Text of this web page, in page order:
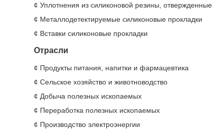
¢ Уплотнения из силиконовой резины, отвержденные
¢ Металлодетектируемые силиконовые прокладки
¢ Вставки силиконовые прокладки
Отрасли
¢ Продукты питания, напитки и фармацевтика
¢ Сельское хозяйство и животноводство
¢ Добыча полезных ископаемых
¢ Переработка полезных ископаемых
¢ Производство электроэнергии